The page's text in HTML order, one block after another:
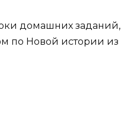
домашних заданий,
по Новой истории из